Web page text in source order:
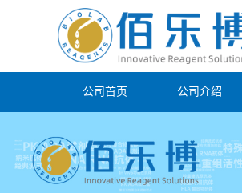
公司首页 公司介绍